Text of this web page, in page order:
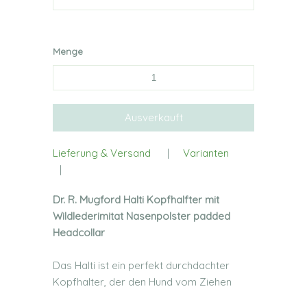
Menge
Lieferung & Versand |
Varianten
|
Dr. R. Mugford Halti Kopfhalfter mit
Wildlederimitat Nasenpolster padded
Headcollar
Das Halti ist ein perfekt durchdachter
Kopfhalter, der den Hund vom Ziehen